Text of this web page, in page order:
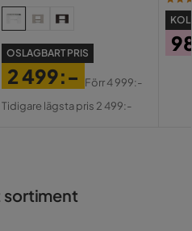
OSLAGBART PRIS
Pris
2 499:-
Original
Förr4 999:-
Tidigare lägsta pris 2 499:-
sortiment